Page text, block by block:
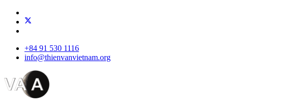
+84 91 530 1116
info@thienvanvietnam.org